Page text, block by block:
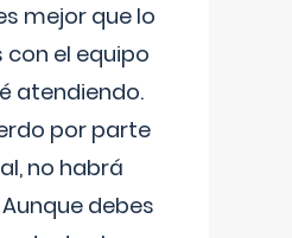
mejor que lo
el equipo
atendiendo.
por parte
no habrá
debes